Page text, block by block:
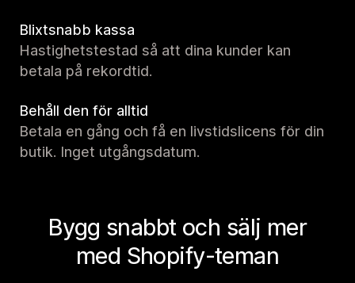
Blixtsnabb kassa
Hastighetstestad så att dina kunder kan
betala på rekordtid.
Behåll den för alltid
Betala en gång och få en livstidslicens för din
butik. Inget utgångsdatum.
Bygg snabbt och sälj mer
med Shopify-teman